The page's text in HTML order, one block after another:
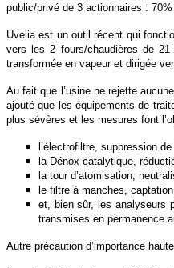
public/privé de 3 actionnaires :
Uvelia est un outil récent qui
vers les 2 fours/chaudières de 21
transformée en vapeur et dirigée
Au fait que l’usine ne rejette
ajouté que les équipements de
plus sévères et les mesures font
l’électrofiltre, suppression
la Dénox catalytique,
la tour d’atomisation,
le filtre à manches,
et, bien sûr, les analyseurs
transmises en permanence
Autre précaution d’importance